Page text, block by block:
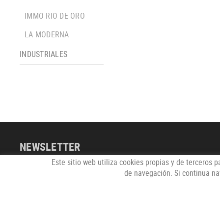
IMMO RIO DE ORO
LA MODERNA
INDUSTRIALES
NEWSLETTER
Este sitio web utiliza cookies propias y de terceros
de navegación. Si continua